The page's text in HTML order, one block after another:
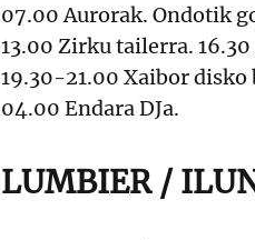
07.00 Aurorak. Ondotik
13.00 Zirku tailerra.
19.30-21.00 Xaibor disko
04.00 Endara DJa.
LUMBIER /